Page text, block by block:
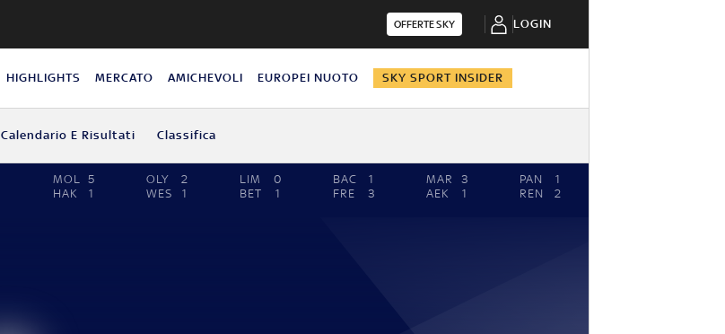
OFFERTE SKY LOGIN
HIGHLIGHTS MERCATO AMICHEVOLI EUROPEI NUOTO SKY SPORT INSIDER
Calendario E Risultati Classifica
MOL
5
HAK
1
OLY
2
WES
1
LIM
0
BET
1
BAC
1
FRE
3
MAR
3
AEK
1
PAN
1
REN
2